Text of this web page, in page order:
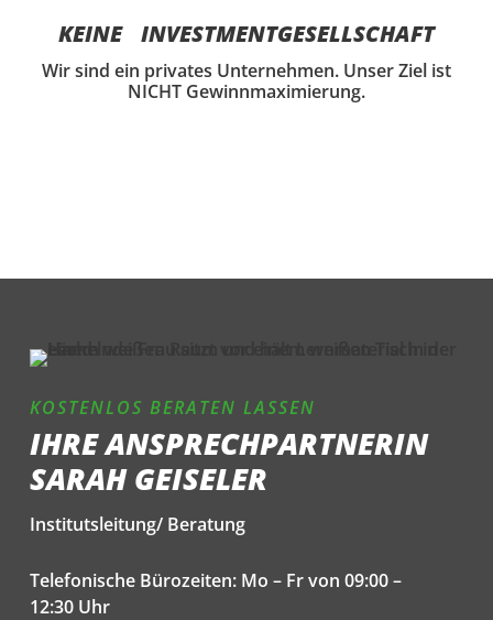
KEINE INVESTMENT­GESELLSCHAFT
Wir sind ein privates Unternehmen. Unser Ziel ist
NICHT Gewinnmaximierung.
KOSTENLOS BERATEN LASSEN
IHRE ANSPRECHPARTNERIN
SARAH GEISELER
Institutsleitung/ Beratung
Telefonische Bürozeiten: Mo – Fr von 09:00 –
12:30 Uhr